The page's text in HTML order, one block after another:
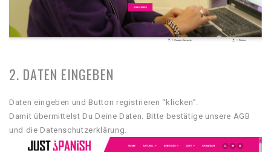
2. DATEN EINGEBEN
Daten eingeben und Button registrieren “klicken”.
Damit übermittelst Du Deine Daten. Bitte bestätige unsere AGB
und die Datenschutzerklärung.